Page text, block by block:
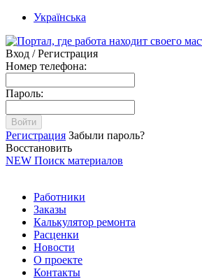
Українська
Вход / Регистрация
Номер телефона:
Пароль:
Войти
Регистрация Забыли пароль?
Восстановить
NEW Поиск материалов
Работники
Заказы
Калькулятор ремонта
Расценки
Новости
О проекте
Контакты